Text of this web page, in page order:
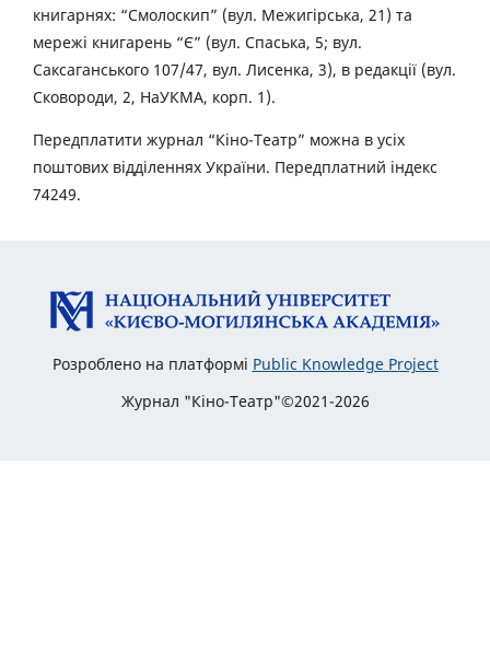
книгарнях: “Смолоскип” (вул. Межигірська, 21) та
мережі книгарень “Є” (вул. Спаська, 5; вул.
Саксаганського 107/47, вул. Лисенка, 3), в редакції (вул.
Сковороди, 2, НаУКМА, корп. 1).
Передплатити журнал “Кіно-Театр” можна в усіх
поштових відділеннях України. Передплатний індекс
74249.
Розроблено на платформі Public Knowledge Project
Журнал "Кіно-Театр"©2021-2026